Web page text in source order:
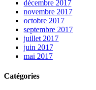
décembre 2017
novembre 2017
octobre 2017
septembre 2017
juillet 2017
juin 2017
mai 2017
Catégories